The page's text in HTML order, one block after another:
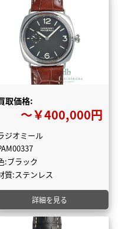
取価格:
〜￥400,000円
ジオミール
:ブラック
質:ステンレス
詳細を見る